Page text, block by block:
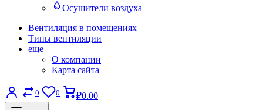
Осушители воздуха
Вентиляция в помещениях
Типы вентиляции
еще
О компании
Карта сайта
0 0 ₽0.00